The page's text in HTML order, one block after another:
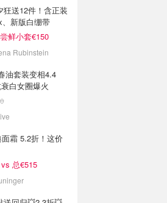
狂送12件！含正装
新版白绷带
鲜小套€150
Rubinstein
油套装变相4.4
白女圈爆火
霜 5.2折！这价
总€515